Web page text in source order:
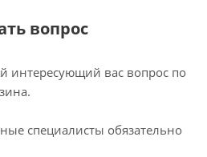
вопрос
интересующий вас вопрос по
специалисты обязательно